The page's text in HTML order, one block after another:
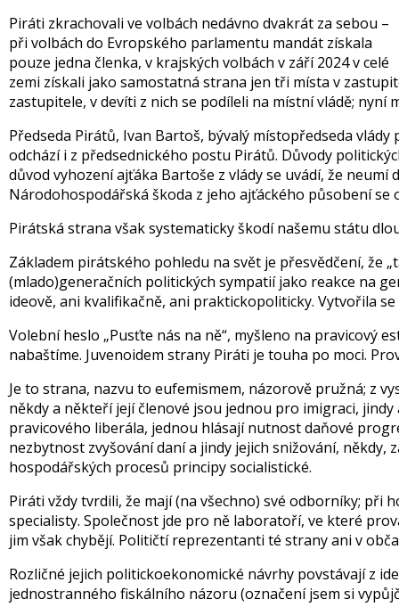
Piráti zkrachovali ve volbách nedávno dvakrát za sebou –
při volbách do Evropského parlamentu mandát získala
pouze jedna členka, v krajských volbách v září 2024 v celé
zemi získali jako samostatná strana jen tři místa v
zastupitele, v devíti z nich se podíleli na místní vládě; nyní
Předseda Pirátů, Ivan Bartoš, bývalý místopředseda
odchází i z předsednického postu Pirátů. Důvody
důvod vyhození ajťáka Bartoše z vlády se uvádí, že
Národohospodářská škoda z jeho ajťáckého působení
Pirátská strana však systematicky škodí našemu státu
Základem pirátského pohledu na svět je přesvědčení, že
(mlado)generačních politických sympatií jako reakce na
ideově, ani kvalifikačně, ani praktickopoliticky. Vytvořila
Volební heslo „Pusťte nás na ně“, myšleno na pravicový
nabaštíme. Juvenoidem strany Piráti je touha po moci.
Je to strana, nazvu to eufemismem, názorově pružná; z
někdy a někteří její členové jsou jednou pro imigraci,
pravicového liberála, jednou hlásají nutnost daňové
nezbytnost zvyšování daní a jindy jejich snižování,
hospodářských procesů principy socialistické.
Piráti vždy tvrdili, že mají (na všechno) své odborníky; při
specialisty. Společnost jde pro ně laboratoří, ve které
jim však chybějí. Političtí reprezentanti té strany ani v
Rozličné jejich politickoekonomické návrhy povstávají z
jednostranného fiskálního názoru (označení jsem si